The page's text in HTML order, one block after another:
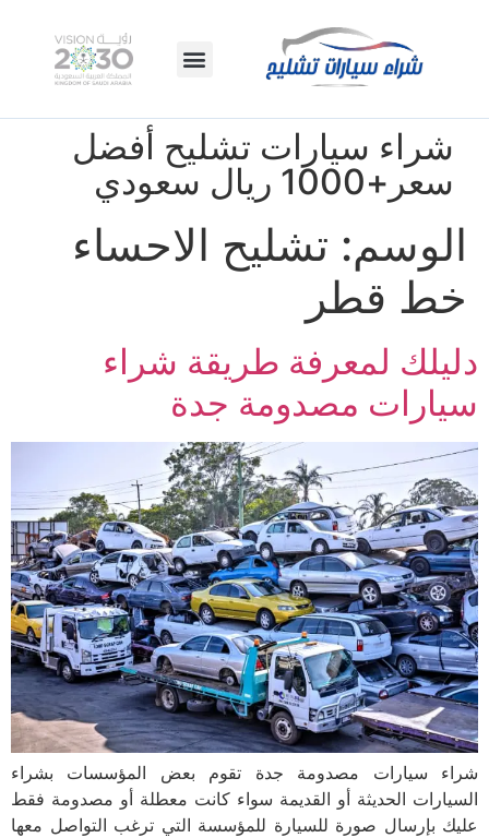
شراء سيارات تشليح أفضل
سعر+1000 ريال سعودي
الوسم: تشليح الاحساء
خط قطر
دليلك لمعرفة طريقة شراء
سيارات مصدومة جدة
شراء سيارات مصدومة جدة تقوم بعض المؤسسات بشراء
السيارات الحديثة أو القديمة سواء كانت معطلة أو مصدومة فقط
عليك بإرسال صورة للسيارة للمؤسسة التي ترغب التواصل معها